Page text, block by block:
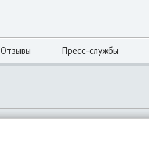
Отзывы Пресс-службы